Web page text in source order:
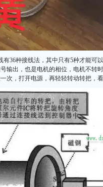
有36种接线法，其中只有5种才能可
输出，也是电机的相位，电机不转
次，打开电源，再轻轻转动转把，